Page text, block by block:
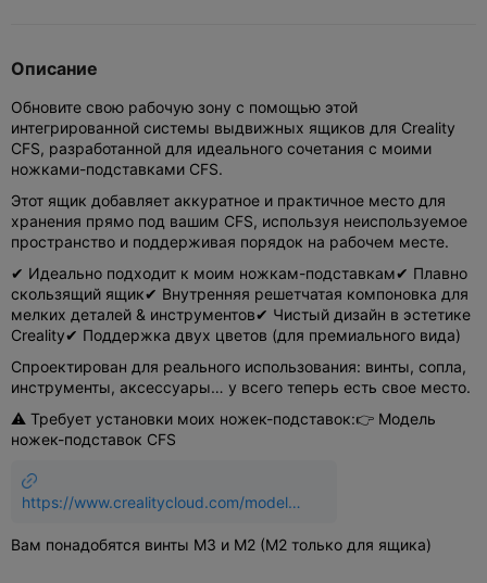
Описание
Обновите свою рабочую зону с помощью этой
интегрированной системы выдвижных ящиков для Creality
CFS, разработанной для идеального сочетания с моими
ножками-подставками CFS.
Этот ящик добавляет аккуратное и практичное место для
хранения прямо под вашим CFS, используя неиспользуемое
пространство и поддерживая порядок на рабочем месте.
✔ Идеально подходит к моим ножкам-подставкам✔ Плавно
скользящий ящик✔ Внутренняя решетчатая компоновка для
мелких деталей & инструментов✔ Чистый дизайн в эстетике
Creality✔ Поддержка двух цветов (для премиального вида)
Спроектирован для реального использования: винты, сопла,
инструменты, аксессуары… у всего теперь есть свое место.
⚠️ Требует установки моих ножек-подставок:👉 Модель
ножек-подставок CFS
https://www.crealitycloud.com/model-
Вам понадобятся винты M3 и M2 (M2 только для ящика)